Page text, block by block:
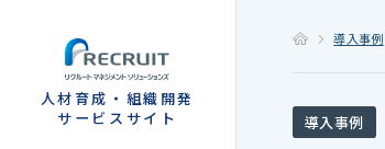
人材育成・組織開発
サービスサイト
導入事例
導入事例